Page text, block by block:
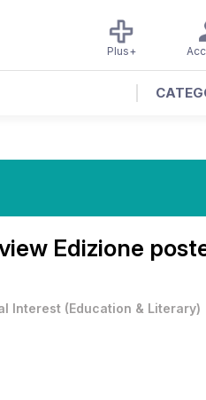
Plus+
Edizione
Interest (Education & Literary)